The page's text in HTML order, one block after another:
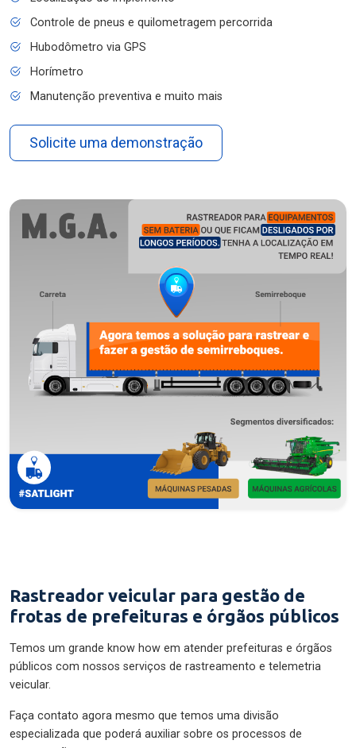
Controle de pneus e quilometragem percorrida
Hubodômetro via GPS
Horímetro
Manutenção preventiva e muito mais
Solicite uma demonstração
Rastreador veicular para gestão de
frotas de prefeituras e órgãos públicos
Temos um grande know how em atender prefeituras e órgãos
públicos com nossos serviços de rastreamento e telemetria
veicular.
Faça contato agora mesmo que temos uma divisão
especializada que poderá auxiliar sobre os processos de